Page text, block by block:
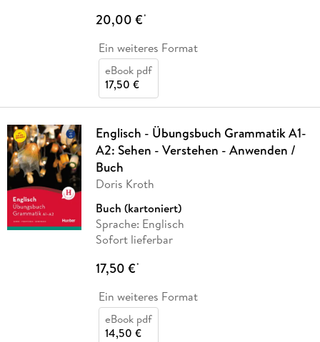
20,00 €*
Ein weiteres Format
eBook pdf
17,50 €
Englisch - Übungsbuch Grammatik A1-
A2: Sehen - Verstehen - Anwenden /
Buch
Doris Kroth
Buch (kartoniert)
Sprache: Englisch
Sofort lieferbar
17,50 €*
Ein weiteres Format
eBook pdf
14,50 €